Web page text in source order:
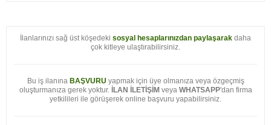
İlanlarınızı sağ üst köşedeki sosyal hesaplarınızdan paylaşarak daha
çok kitleye ulaştırabilirsiniz.
Bu iş ilanına BAŞVURU yapmak için üye olmanıza veya özgeçmiş
oluşturmanıza gerek yoktur. İLAN İLETİŞİM veya WHATSAPP'dan firma
yetkilileri ile görüşerek online başvuru yapabilirsiniz.